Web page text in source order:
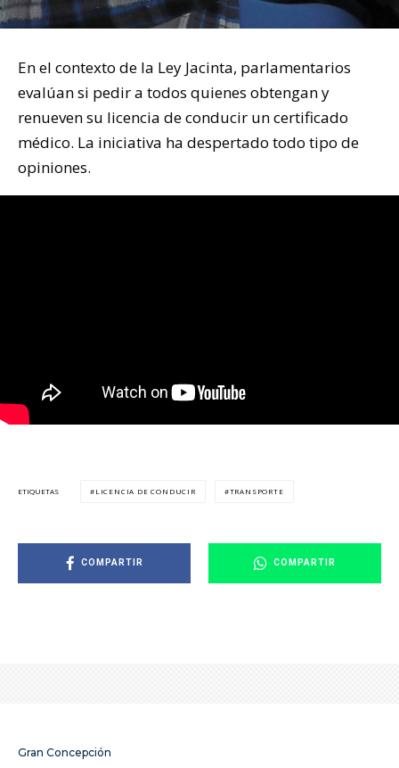
En el contexto de la Ley Jacinta, parlamentarios
evalúan si pedir a todos quienes obtengan y
renueven su licencia de conducir un certificado
médico. La iniciativa ha despertado todo tipo de
opiniones.
ETIQUETAS LICENCIA DE CONDUCIR TRANSPORTE
COMPARTIR COMPARTIR
Gran Concepción